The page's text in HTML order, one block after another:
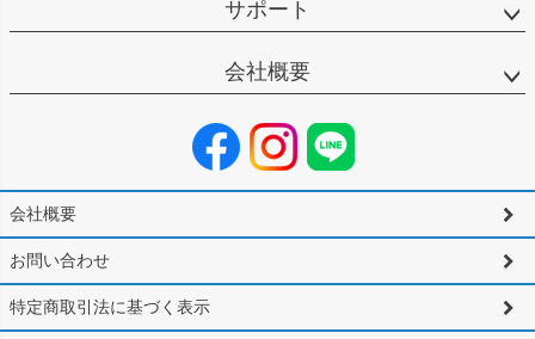
サポート
会社概要
会社概要
お問い合わせ
特定商取引法に基づく表示